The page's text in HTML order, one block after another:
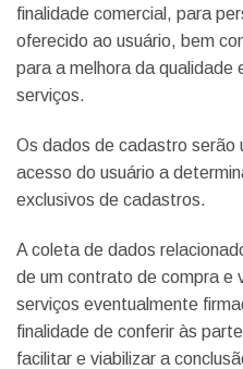
finalidade comercial, para
oferecido ao usuário, bem
para a melhora da qualidade
serviços.
Os dados de cadastro serão
acesso do usuário a
exclusivos de cadastros.
A coleta de dados
de um contrato de compra e
serviços eventualmente
finalidade de conferir às
facilitar e viabilizar a